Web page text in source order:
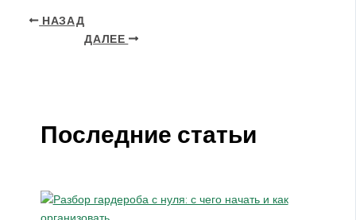
НАЗАД
ДАЛЕЕ
Последние статьи